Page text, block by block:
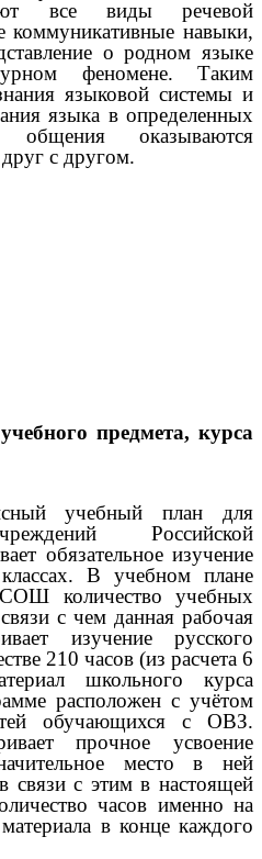
все виды речевой
коммуникативные навыки,
о родном языке
феномене. Таким
языковой системы и
языка в определенных
общения оказываются
с другом.
предмета, курса
учебный план для
Российской
обязательное изучение
В учебном плане
количество учебных
с чем данная рабочая
изучение русского
210 часов (из расчета 6
школьного курса
расположен с учётом
обучающихся с ОВЗ.
прочное усвоение
место в ней
связи с этим в настоящей
часов именно на
в конце каждого